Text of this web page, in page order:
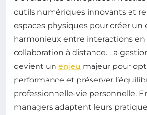
outils numériques innovants et
espaces physiques pour créer un
harmonieux entre interactions en
collaboration à distance. La
devient un enjeu majeur pour
performance et préserver
professionnelle-vie personnelle.
managers adaptent leurs